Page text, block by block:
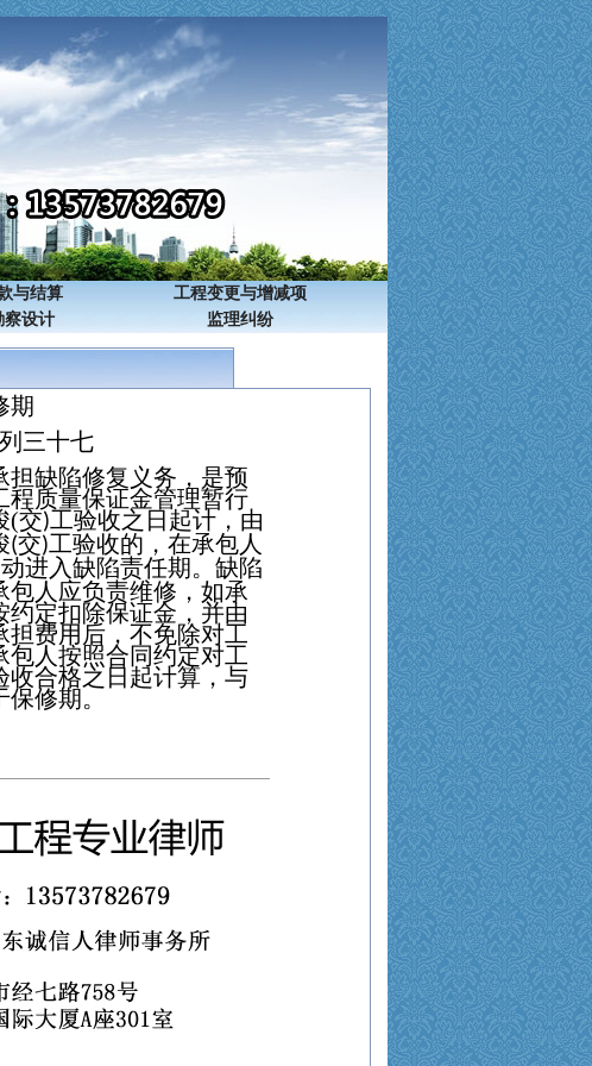
与结算
工程变更与增减项
察设计 监理纠纷
期
十七
缺陷修复义务，是预
程质量保证金管理暂行
(交)工验收之日起计，由
(交)工验收的，在承包人
进入缺陷责任期。缺陷
人应负责维修，如承
定扣除保证金，并由
担费用后，不免除对工
人按照合同约定对工
收合格之日起计算，与
修期。